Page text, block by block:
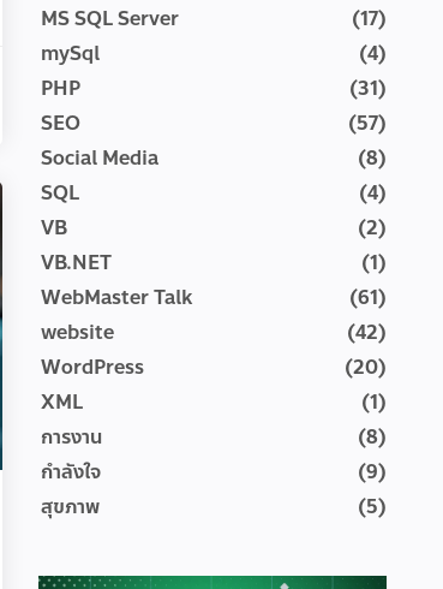
MS SQL Server
(17)
mySql
(4)
PHP
(31)
SEO
(57)
Social Media
(8)
SQL
(4)
VB
(2)
VB.NET
(1)
WebMaster Talk
(61)
website
(42)
WordPress
(20)
XML
(1)
การงาน
(8)
กำลังใจ
(9)
สุขภาพ
(5)